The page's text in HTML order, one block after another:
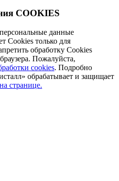
COOKIES
данные
Cookies только для
обработку Cookies
Пожалуйста,
cookies. Подробно
обрабатывает и защищает
на странице.